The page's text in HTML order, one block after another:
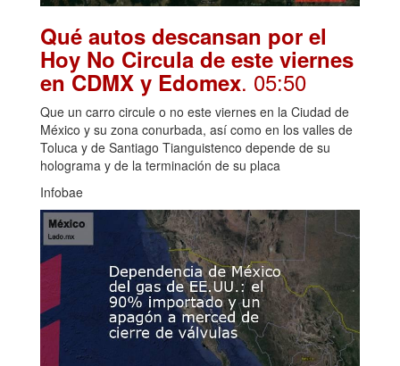
Qué autos descansan por el
Hoy No Circula de este viernes
en CDMX y Edomex. 05:50
Que un carro circule o no este viernes en la Ciudad de
México y su zona conurbada, así como en los valles de
Toluca y de Santiago Tianguistenco depende de su
holograma y de la terminación de su placa
Infobae